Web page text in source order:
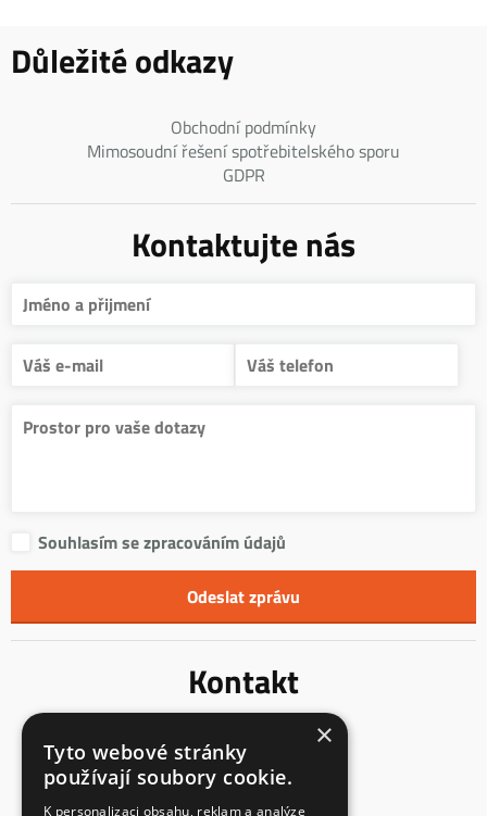
Důležité odkazy
Obchodní podmínky
Mimosoudní řešení spotřebitelského sporu
GDPR
Kontaktujte nás
Souhlasím se zpracováním údajů
Kontakt
Mladoňovice 65
675 32, okres Třebíč
Česká Republika
×
Tyto webové stránky
používají soubory cookie.
K personalizaci obsahu, reklam a analýze